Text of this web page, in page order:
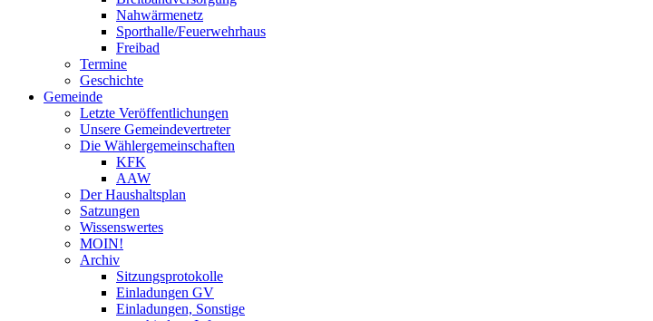
Nahwärmenetz
Sporthalle/Feuerwehrhaus
Freibad
Termine
Geschichte
Gemeinde
Letzte Veröffentlichungen
Unsere Gemeindevertreter
Die Wählergemeinschaften
KFK
AAW
Der Haushaltsplan
Satzungen
Wissenswertes
MOIN!
Archiv
Sitzungsprotokolle
Einladungen GV
Einladungen, Sonstige